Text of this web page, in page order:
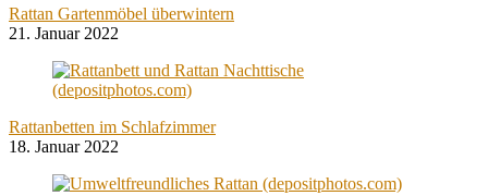
Rattan Gartenmöbel überwintern
21. Januar 2022
Rattanbetten im Schlafzimmer
18. Januar 2022